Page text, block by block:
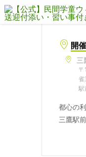
開
三
雀
駅
都心の
三鷹駅